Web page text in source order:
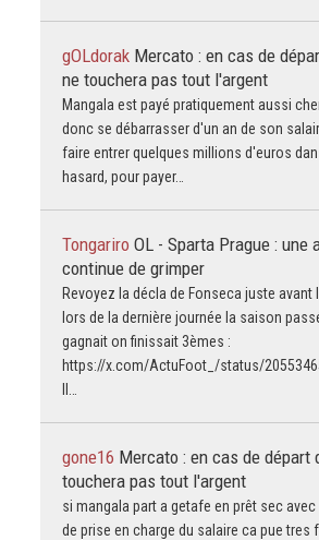
gOLdorak Mercato : en cas de
ne touchera pas tout l'argent
Mangala est payé pratiquement aussi
donc se débarrasser d'un an de son
faire entrer quelques millions d'euros
hasard, pour payer…
Tongariro OL - Sparta Prague : une
continue de grimper
Revoyez la décla de Fonseca juste avant
lors de la dernière journée la saison
gagnait on finissait 3èmes :
https://x.com/ActuFoot_/status/
gone16 Mercato : en cas de départ
touchera pas tout l'argent
si mangala part a getafe en prêt sec avec
de prise en charge du salaire ca pue tres